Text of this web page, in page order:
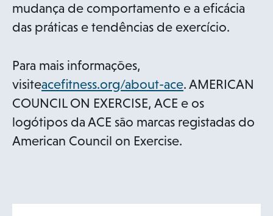
mudança de comportamento e a eficácia
das práticas e tendências de exercício.
Para mais informações,
visiteacefitness.org/about-aceo
p
e
. AMERICAN
COUNCIL ON EXERCISE, ACE e os
logótipos da ACE são marcas registadas do
American Council on Exercise.